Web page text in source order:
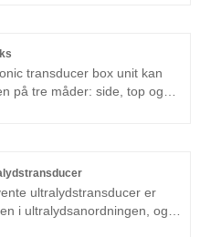
vil forbedre stabiliteten og
forskellige arbejdsforhold.
transducer box unit kan
på tre måder: side, top og
nedsænkning
i henhold til tilpasning
ultralydstransducer er
i ultralydsanordningen, og